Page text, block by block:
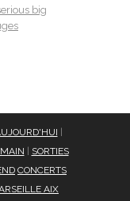
big
SORTIES
CONCERTS
AIX